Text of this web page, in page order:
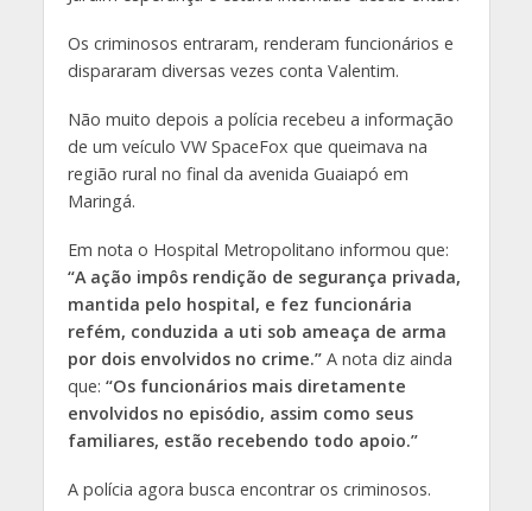
Os criminosos entraram, renderam funcionários e
dispararam diversas vezes conta Valentim.
Não muito depois a polícia recebeu a informação
de um veículo VW SpaceFox que queimava na
região rural no final da avenida Guaiapó em
Maringá.
Em nota o Hospital Metropolitano informou que:
“A ação impôs rendição de segurança privada,
mantida pelo hospital, e fez funcionária
refém, conduzida a uti sob ameaça de arma
por dois envolvidos no crime.”A nota diz ainda
que: “Os funcionários mais diretamente
envolvidos no episódio, assim como seus
familiares, estão recebendo todo apoio.”
A polícia agora busca encontrar os criminosos.